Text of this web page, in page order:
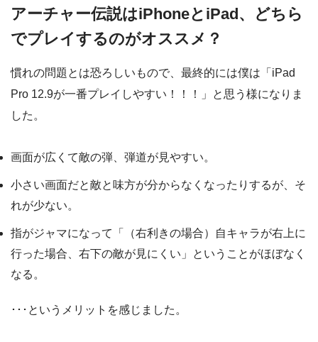
アーチャー伝説はiPhoneとiPad、どちら
でプレイするのがオススメ？
慣れの問題とは恐ろしいもので、最終的には僕は「iPad
Pro 12.9が一番プレイしやすい！！！」と思う様になりま
した。
画面が広くて敵の弾、弾道が見やすい。
小さい画面だと敵と味方が分からなくなったりするが、そ
れが少ない。
指がジャマになって「（右利きの場合）自キャラが右上に
行った場合、右下の敵が見にくい」ということがほぼなく
なる。
･･･というメリットを感じました。